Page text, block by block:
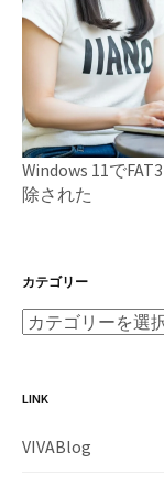
Windows 11で
除された
カテゴリー
LINK
VIVABlog